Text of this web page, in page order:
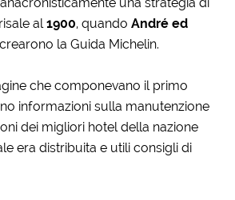
al1900, quandoAndré ed
crearono la Guida Michelin.
che componevano il primo
informazioni sulla manutenzione
dei migliori hotel della nazione
era distribuita e utili consigli di